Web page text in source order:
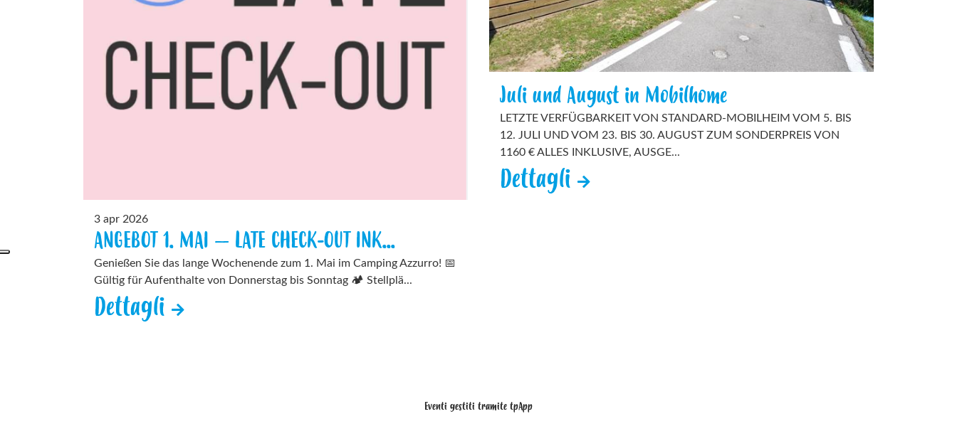
3 apr 2026
ANGEBOT 1. MAI – LATE CHECK-OUT INK...
Genießen Sie das lange Wochenende zum 1. Mai im Camping Azzurro! 📅
Gültig für Aufenthalte von Donnerstag bis Sonntag 🏕️ Stellplä...
Dettagli
Juli und August in Mobilhome
LETZTE VERFÜGBARKEIT VON STANDARD-MOBILHEIM VOM 5. BIS
12. JULI UND VOM 23. BIS 30. AUGUST ZUM SONDERPREIS VON
1160 € ALLES INKLUSIVE, AUSGE...
Dettagli
Eventi gestiti tramite tpApp